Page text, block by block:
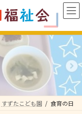
すずたこども園 食育の日